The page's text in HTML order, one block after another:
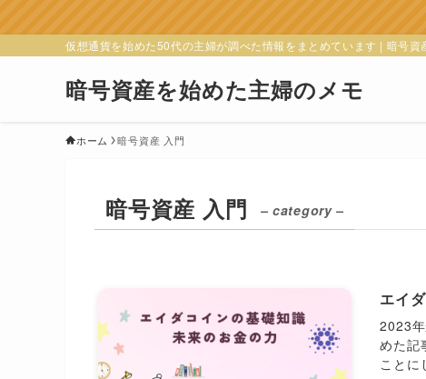
仮想通貨を始めた50代の主婦が調べた情報をまとめています | 暗号資
暗号資産を始めた主婦のメモ
ホーム 暗号資産 入門
暗号資産 入門 – category –
エイ
2023
めた記
ことに